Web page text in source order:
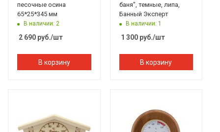
песочные осина
65*25*345 мм
В наличии: 2
2 690 руб./шт
В корзину
баня", темные, липа,
Банный Эксперт
В наличии: 1
1 300руб./шт
В корзину